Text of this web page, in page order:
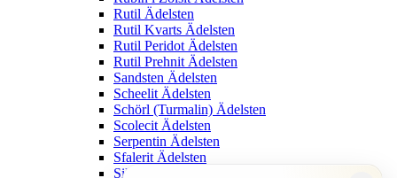
Rutil Ädelsten
Rutil Kvarts Ädelsten
Rutil Peridot Ädelsten
Rutil Prehnit Ädelsten
Sandsten Ädelsten
Scheelit Ädelsten
Schörl (Turmalin) Ädelsten
Scolecit Ädelsten
Serpentin Ädelsten
Sfalerit Ädelsten
Sillimanit (Fibrolit) Ädelsten